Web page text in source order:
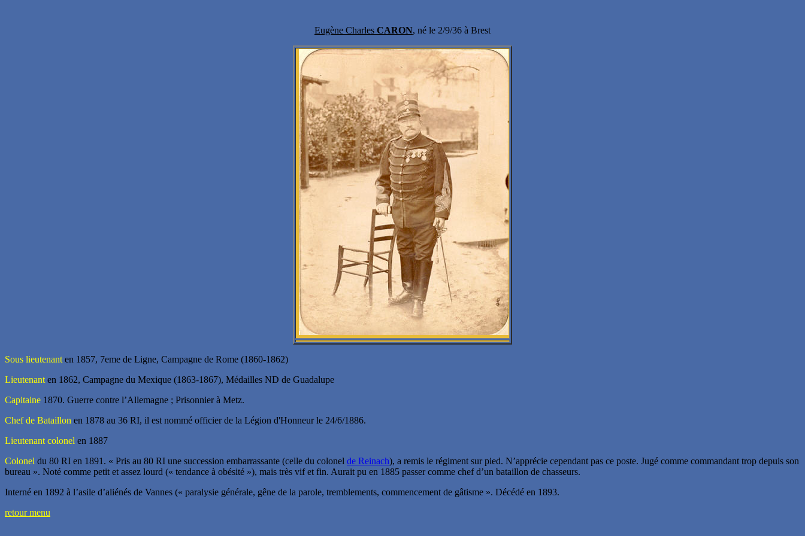
Eugène Charles CARON, né le 2/9/36 à Brest
Sous lieutenant en 1857, 7eme de Ligne, Campagne de Rome (1860-1862)
Lieutenant en 1862, Campagne du Mexique (1863-1867), Médailles ND de Guadalupe
Capitaine 1870. Guerre contre l’Allemagne ; Prisonnier à Metz.
Chef de Bataillon en 1878 au 36 RI, il est nommé officier de la Légion d'Honneur le 24/6/1886.
Lieutenant colonel en 1887
Colonel du 80 RI en 1891. « Pris au 80 RI une succession embarrassante (celle du colonel de Reinach), a remis le régiment sur pied. N’apprécie cependant pas ce poste. Jugé comme commandant trop depuis son
bureau ». Noté comme petit et assez lourd (« tendance à obésité »), mais très vif et fin. Aurait pu en 1885 passer comme chef d’un bataillon de chasseurs.
Interné en 1892 à l’asile d’aliénés de Vannes (« paralysie générale, gêne de la parole, tremblements, commencement de gâtisme ». Décédé en 1893.
retour menu